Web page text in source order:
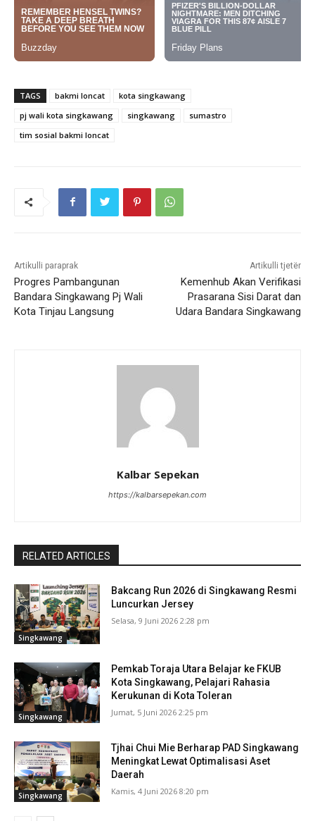
TAGS bakmi loncat
kota singkawang
pj wali kota singkawang
singkawang
sumastro
tim sosial bakmi loncat
Artikulli paraprak
Progres Pambangunan
Bandara Singkawang Pj Wali
Kota Tinjau Langsung
Artikulli tjetër
Kemenhub Akan Verifikasi
Prasarana Sisi Darat dan
Udara Bandara Singkawang
Kalbar Sepekan
https://kalbarsepekan.com
RELATED ARTICLES
Singkawang
Bakcang Run 2026 di Singkawang Resmi
Luncurkan Jersey
Selasa, 9 Juni 2026 2:28 pm
Singkawang
Pemkab Toraja Utara Belajar ke FKUB
Kota Singkawang, Pelajari Rahasia
Kerukunan di Kota Toleran
Jumat, 5 Juni 2026 2:25 pm
Singkawang
Tjhai Chui Mie Berharap PAD Singkawang
Meningkat Lewat Optimalisasi Aset
Daerah
Kamis, 4 Juni 2026 8:20 pm